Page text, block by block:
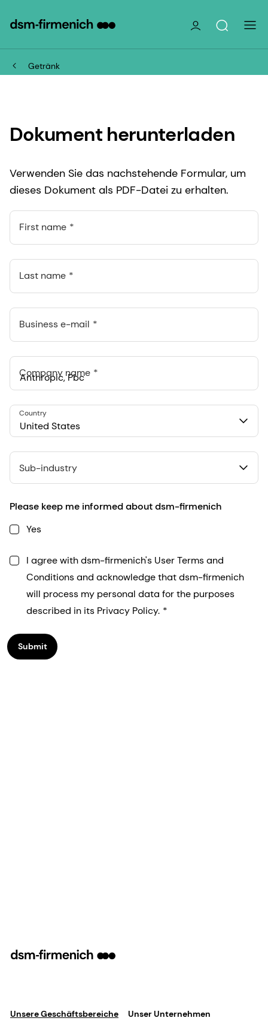
Getränk
Dokument herunterladen
Verwenden Sie das nachstehende Formular, um
dieses Dokument als PDF-Datei zu erhalten.
First name
Last name
Business e-mail
Company name
548 Market St Pmb 90375, San Francisco, California, US
United States
Country
Sub-industry
Please keep me informed about dsm-firmenich
Yes
I agree with dsm-firmenich's User Terms and
Conditions and acknowledge that dsm-firmenich
will process my personal data for the purposes
described in its Privacy Policy.
Submit
Unsere Geschäftsbereiche Unser Unternehmen